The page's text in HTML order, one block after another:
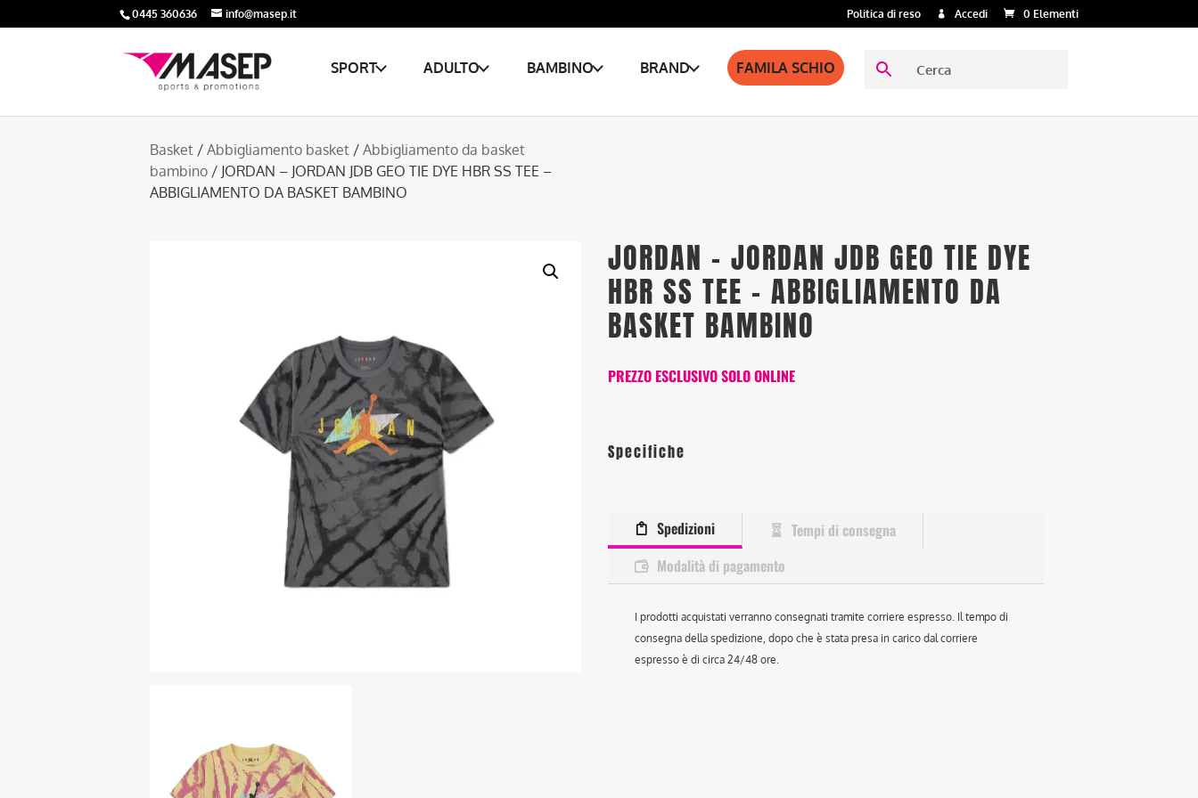
0445 360636 info@masep.it Politica di reso Accedi 0 Elementi
SPORT ADULTO BAMBINO BRAND FAMILA SCHIO
Basket / Abbigliamento basket / Abbigliamento da basket
bambino / JORDAN – JORDAN JDB GEO TIE DYE HBR SS TEE –
ABBIGLIAMENTO DA BASKET BAMBINO
JORDAN – JORDAN JDB GEO TIE DYE
HBR SS TEE – ABBIGLIAMENTO DA
BASKET BAMBINO
PREZZO ESCLUSIVO SOLO ONLINE
Specifiche
Spedizioni
Tempi di consegna
Modalità di pagamento
I prodotti acquistati verranno consegnati tramite corriere espresso. Il tempo di
consegna della spedizione, dopo che è stata presa in carico dal corriere
espresso è di circa 24/48 ore.